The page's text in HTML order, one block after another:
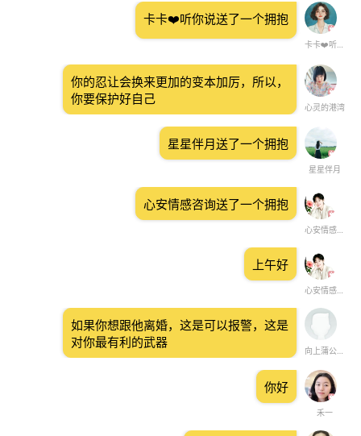
卡卡❤️听你说
卡卡❤️听你说送了一个拥抱
心灵的港湾
你的忍让会换来更加的变本加厉，所以，
你要保护好自己
星星伴月
星星伴月送了一个拥抱
心安情感咨询
心安情感咨询送了一个拥抱
心安情感咨询
上午好
向上蒲公英之痕
如果你想跟他离婚，这是可以报警，这是
对你最有利的武器
禾一
你好